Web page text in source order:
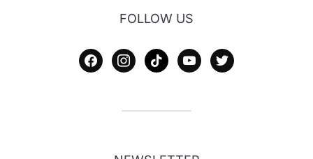
FOLLOW US
facebookinstagram
tiktok youtubetwitter